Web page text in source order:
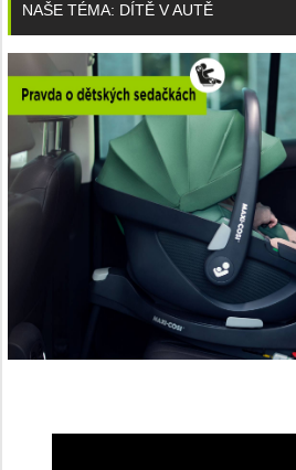
NAŠE TÉMA: DÍTĚ V AUTĚ